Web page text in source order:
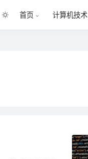
首页 计算机技术